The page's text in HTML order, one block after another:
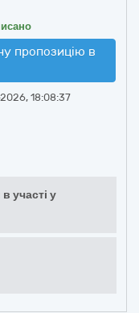
пропозицію в
18:08:37
участі у